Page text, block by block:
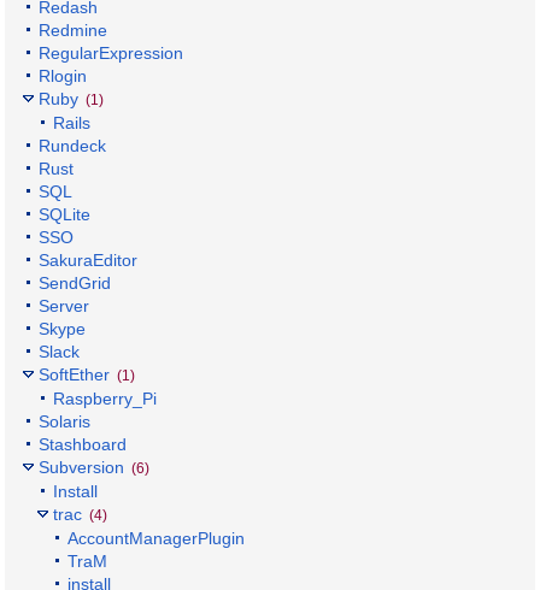
Redash
Redmine
RegularExpression
Rlogin
Ruby (1)
Rails
Rundeck
Rust
SQL
SQLite
SSO
SakuraEditor
SendGrid
Server
Skype
Slack
SoftEther (1)
Raspberry_Pi
Solaris
Stashboard
Subversion (6)
Install
trac (4)
AccountManagerPlugin
TraM
install